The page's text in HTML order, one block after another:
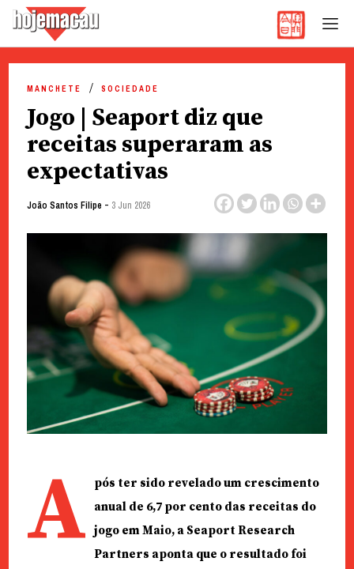
content
MANCHETE SOCIEDADE
Jogo | Seaport diz que
receitas superaram as
expectativas
João Santos Filipe - 3 Jun 2026
A
pós ter sido revelado um crescimento
anual de 6,7 por cento das receitas do
jogo em Maio, a Seaport Research
Partners aponta que o resultado foi